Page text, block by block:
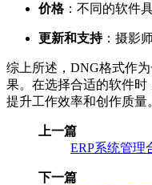
价格：不同的软件
更新和支持：摄影
综上所述，DNG格式作
果。在选择合适的软件时
提升工作效率和创作质量
上一篇
ERP系统管理
下一篇